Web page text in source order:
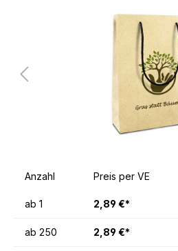
Anzahl Preis per VE
ab 1 2,89 €*
ab 250 2,89 €*